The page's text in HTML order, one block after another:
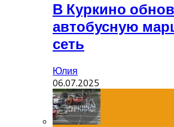
В Куркино
автобусную
сеть
Юлия
06.07.2025